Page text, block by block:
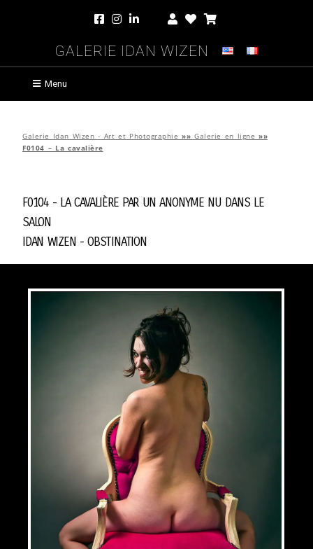
Galerie Idan Wizen
Menu
Galerie Idan Wizen - Art et Photographie »» Galerie en ligne »»
F0104 – La cavalière
F0104 - La cavalière par Un Anonyme Nu Dans Le
Salon
Idan Wizen -Obstination